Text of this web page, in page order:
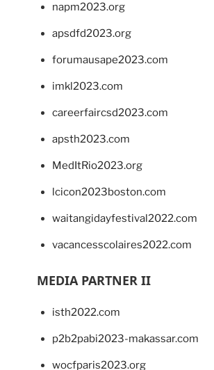
napm2023.org
apsdfd2023.org
forumausape2023.com
imkl2023.com
careerfaircsd2023.com
apsth2023.com
MedItRio2023.org
lcicon2023boston.com
waitangidayfestival2022.com
vacancesscolaires2022.com
MEDIA PARTNER II
isth2022.com
p2b2pabi2023-makassar.com
wocfparis2023.org